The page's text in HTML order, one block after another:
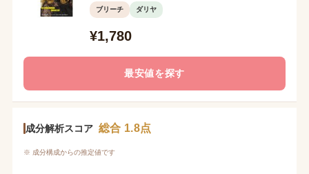
ブリーチ ダリヤ
¥1,780
最安値を探す
成分解析スコア 総合 1.8点
※ 成分構成からの推定値です